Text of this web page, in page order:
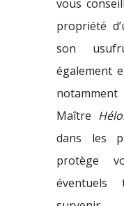
vous
propriété
son
également
Maître
dans les
protège
éventuels